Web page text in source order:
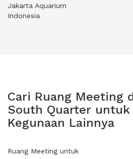
Jakarta Aquarium
Indonesia
Cari Ruang Meeting
South Quarter untuk
Kegunaan Lainnya
Ruang Meeting untuk